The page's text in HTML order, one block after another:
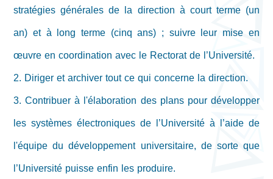
stratégies générales de la direction à court terme (un
an) et à long terme (cinq ans) ; suivre leur mise en
œuvre en coordination avec le Rectorat de l’Université.
2. Diriger et archiver tout ce qui concerne la direction.
3. Contribuer à l'élaboration des plans pour développer
les systèmes électroniques de l’Université à l’aide de
l'équipe du développement universitaire, de sorte que
l’Université puisse enfin les produire.